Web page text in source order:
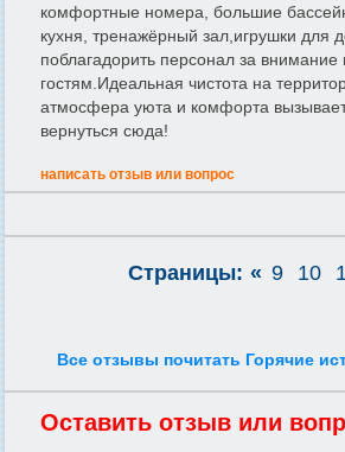
комфортные номера, большие
кухня, тренажёрный зал,игрушки для
поблагадорить персонал за внимание
гостям.Идеальная чистота на
атмосфера уюта и комфорта
вернуться сюда!
написать отзыв или вопрос
Страницы: « 9 10
Все отзывы почитать Горячие
Оставить отзыв или